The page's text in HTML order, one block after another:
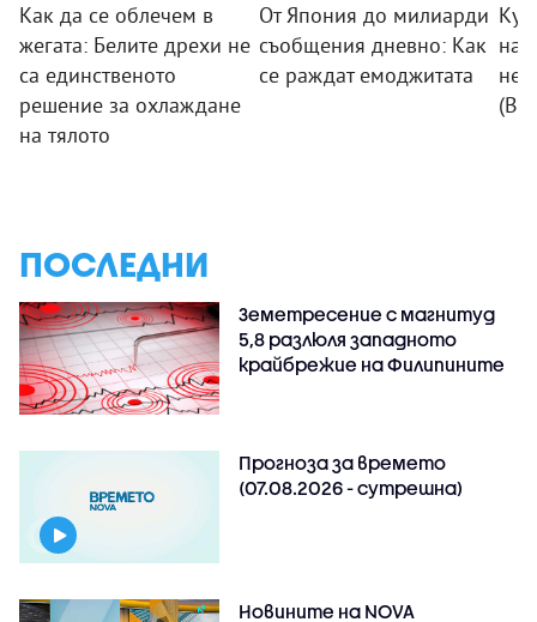
Как да се облечем в
жегата: Белите дрехи не
са единственото
решение за охлаждане
на тялото
От Япония до милиарди
съобщения дневно: Как
се раждат емоджитата
на
ПОСЛЕДНИ
Земетресение с магнитуд
5,8 разлюля западното
крайбрежие на Филипините
Прогноза за времето
(07.08.2026 - сутрешна)
Новините на NOVA